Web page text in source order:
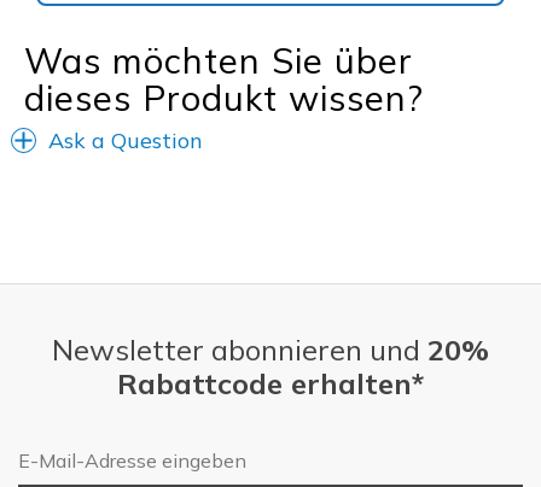
Was möchten Sie über
dieses Produkt wissen?
Ask a Question
Newsletter abonnieren und 20%
Rabattcode erhalten*
E-Mail-Adresse